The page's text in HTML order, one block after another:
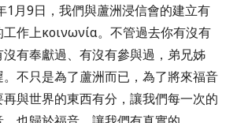
1月9日，我們與蘆洲浸信會的建立有
工作上κοινωνία。不管過去你有沒有
有奉獻過、有沒有參與過，弟兄姊
不只是為了蘆洲而已，為了將來福音
與世界的東西有分，讓我們每一次的